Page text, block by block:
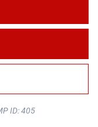
ID: 405